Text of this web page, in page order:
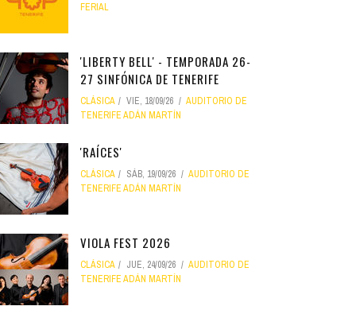
FERIAL
'LIBERTY BELL' - TEMPORADA 26-
27 SINFÓNICA DE TENERIFE
CLÁSICA VIE, 18/09/26
AUDITORIO DE
TENERIFE ADÁN MARTÍN
'RAÍCES'
CLÁSICA SÁB, 19/09/26
AUDITORIO DE
TENERIFE ADÁN MARTÍN
VIOLA FEST 2026
CLÁSICA JUE, 24/09/26
AUDITORIO DE
TENERIFE ADÁN MARTÍN